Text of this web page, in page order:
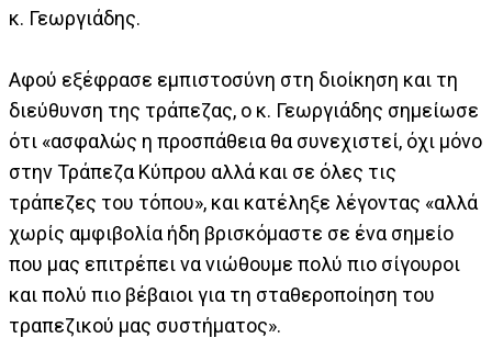
κ. Γεωργιάδης.
Αφού εξέφρασε εμπιστοσύνη στη διοίκηση και τη
διεύθυνση της τράπεζας, ο κ. Γεωργιάδης σημείωσε
ότι «ασφαλώς η προσπάθεια θα συνεχιστεί, όχι μόνο
στην Τράπεζα Κύπρου αλλά και σε όλες τις
τράπεζες του τόπου», και κατέληξε λέγοντας «αλλά
χωρίς αμφιβολία ήδη βρισκόμαστε σε ένα σημείο
που μας επιτρέπει να νιώθουμε πολύ πιο σίγουροι
και πολύ πιο βέβαιοι για τη σταθεροποίηση του
τραπεζικού μας συστήματος».